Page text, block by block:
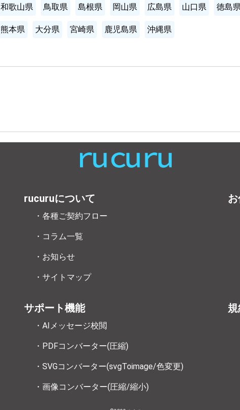
和歌山県 鳥取県 島根県 岡山県 広島県 山口県 徳島
熊本県 大分県 宮崎県 鹿児島県 沖縄県
rucuruについて
・各種ご契約フロー
・コラム一覧
・お知らせ
・サイトマップ
サポート機能
・AIメッセージ校閲
・PDFコンバーター(圧縮)
・SVGコンバーター(svgToimage/色変更)
・画像コンバーター(圧縮/縮小)